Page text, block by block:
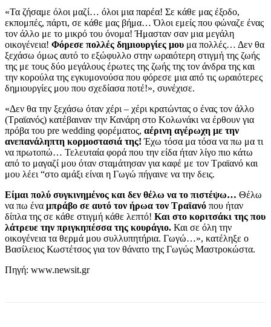
«Τα ζήσαμε όλοι μαζί… όλοι μια παρέα! Σε κάθε μας έξοδο,
εκπομπές, πάρτι, σε κάθε μας βήμα… Όλοι εμείς που φώναζε ένας
τον άλλο με το μικρό του όνομα! Ήμασταν σαν μια μεγάλη
οικογένεια! Φόρεσε πολλές δημιουργίες μου μα πολλές… Δεν θα
ξεχάσω όμως αυτό το εξώφυλλο στην ωραιότερη στιγμή της ζωής
της με τους δύο μεγάλους έρωτες της ζωής της τον άνδρα της και
την κορούλα της εγκυμονούσα που φόρεσε μια από τις ωραιότερες
δημιουργίες μου που σχεδίασα ποτέ!», συνέχισε.
«Δεν θα την ξεχάσω όταν χέρι – χέρι κρατώντας ο ένας τον άλλο
(Τραϊανός) κατέβαιναν την Κανάρη στο Κολωνάκι να έρθουν για
πρόβα του pre wedding φορέματος, αέρινη αγέρωχη με την
ανεπανάληπτη κορμοστασιά της!Έχω τόσα μα τόσα να πω μα τι
να πρωτοπώ… Τελευταία φορά που την είδα ήταν λίγο πιο κάτω
από το μαγαζί μου όταν σταμάτησαν για καφέ με τον Τραϊανό και
μου λέει “στο αμάξι είναι η Γωγώ πήγαινε να την δεις.
Είμαι πολύ συγκινημένος και δεν θέλω να το πιστέψω… Θέλω
να πω ένα μπράβο σε αυτό τον ήρωα τον Τραϊανό που ήταν
δίπλα της σε κάθε στιγμή κάθε λεπτό! Και στο κοριτσάκι της που
λάτρευε την πριγκηπέσσα της κουράγιο. Και σε όλη την
οικογένεια τα θερμά μου συλλυπητήρια. Γωγώ…», κατέληξε ο
Βασίλειος Κωστέτσος για τον θάνατο της Γωγώς Μαστροκώστα.
Πηγή: www.newsit.gr